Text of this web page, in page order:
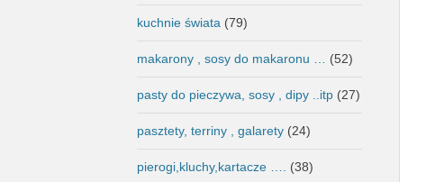
kuchnie świata (79)
makarony , sosy do makaronu … (52)
pasty do pieczywa, sosy , dipy ..itp (27)
pasztety, terriny , galarety (24)
pierogi,kluchy,kartacze …. (38)